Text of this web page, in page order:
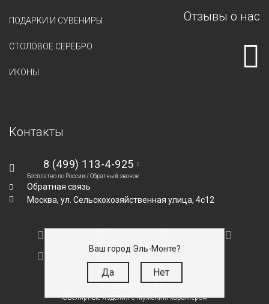
Ваш город Эль-Монте?
Да Нет
ПОДАРКИ И СУВЕНИРЫ
СТОЛОВОЕ СЕРЕБРО
ИКОНЫ
Отзывы о нас
Контакты
8 (499) 113-4-925
Бесплатно по России /Обратный звонок
Обратная связь
Москва, ул. Сельскохозяйственная улица, 4с12
Ювелирные изделия с мужским характером